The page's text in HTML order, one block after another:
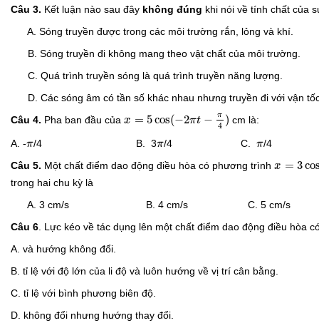
Câu 3. Kết luận nào sau đây không đúng khi nói về tính chất của
A. Sóng truyền được trong các môi trường rắn, lỏng và khí.
B. Sóng truyền đi không mang theo vật chất của môi trường.
C. Quá trình truyền sóng là quá trình truyền năng lượng.
D. Các sóng âm có tần số khác nhau nhưng truyền đi với vận
Câu 4. Pha ban đầu của x = 5cos(−2πt − π
4 )
cos − π − ) cm là:
A. -π
π/4 B. 3π
π/4 C.π
π/4
Câu 5. Một chất điểm dao động điều hòa có phương trình x = 3
cos
trong hai chu kỳ là
A. 3 cm/s B. 4 cm/s C. 5 cm/s
Câu 6 . Lực kéo về tác dụng lên một chất điểm dao động điều hòa
A. và hướng không đổi.
B. tỉ lệ với độ lớn của li độ và luôn hướng về vị trí cân bằng.
C. tỉ lệ với bình phương biên độ.
D. không đổi nhưng hướng thay đổi.